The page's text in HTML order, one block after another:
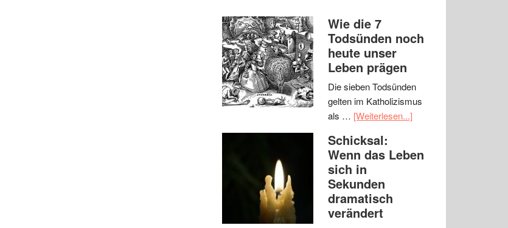
Wie die 7
Todsünden noch
heute unser
Leben prägen
Die sieben Todsünden
gelten im Katholizismus
als … [Weiterlesen...]
Schicksal:
Wenn das Leben
sich in
Sekunden
dramatisch
verändert